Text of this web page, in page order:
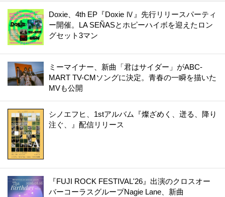
Doxie、4th EP『Doxie Ⅳ』先行リリースパーティ
ー開催。LA SEÑASとホピーハイボを迎えたロン
グセット3マン
ミーマイナー、新曲「君はサイダー」がABC-
MART TV-CMソングに決定。青春の一瞬を描いた
MVも公開
シノエフヒ、1stアルバム『燦ざめく、迸る、降り
注ぐ、』配信リリース
『FUJI ROCK FESTIVAL'26』出演のクロスオー
バーコーラスグループNagie Lane、新曲